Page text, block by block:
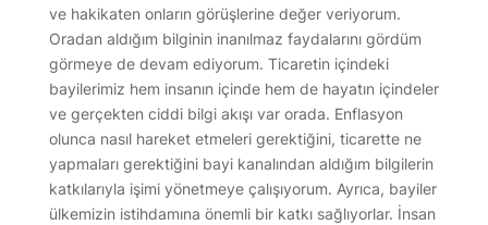
ve hakikaten onların görüşlerine değer veriyorum.
Oradan aldığım bilginin inanılmaz faydalarını gördüm
görmeye de devam ediyorum. Ticaretin içindeki
bayilerimiz hem insanın içinde hem de hayatın içindeler
ve gerçekten ciddi bilgi akışı var orada. Enflasyon
olunca nasıl hareket etmeleri gerektiğini, ticarette ne
yapmaları gerektiğini bayi kanalından aldığım bilgilerin
katkılarıyla işimi yönetmeye çalışıyorum. Ayrıca, bayiler
ülkemizin istihdamına önemli bir katkı sağlıyorlar. İnsan